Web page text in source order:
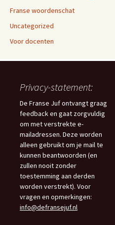
Franse woordenschat
Uncategorized
Voor docenten
Privacy-statement:
De Franse Juf ontvangt graag
feedback en gaat zorgvuldig
om met verstrekte e-
mailadressen. Deze worden
alleen gebruikt om je mail te
kunnen beantwoorden (en
zullen nooit zonder
toestemming aan derden
worden verstrekt). Voor
vragen en opmerkingen:
info@defransejuf.nl